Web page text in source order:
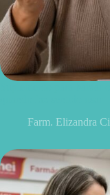
Farm. Elizandra